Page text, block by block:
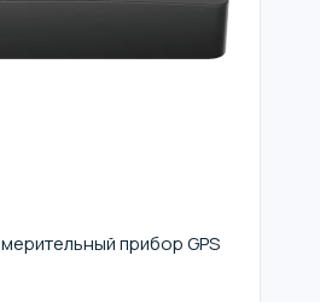
прибор GPS